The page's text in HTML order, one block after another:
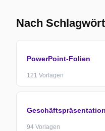
Nach
PowerPoint-Folien
121 Vorlagen
Geschäftspräsentation
94 Vorlagen